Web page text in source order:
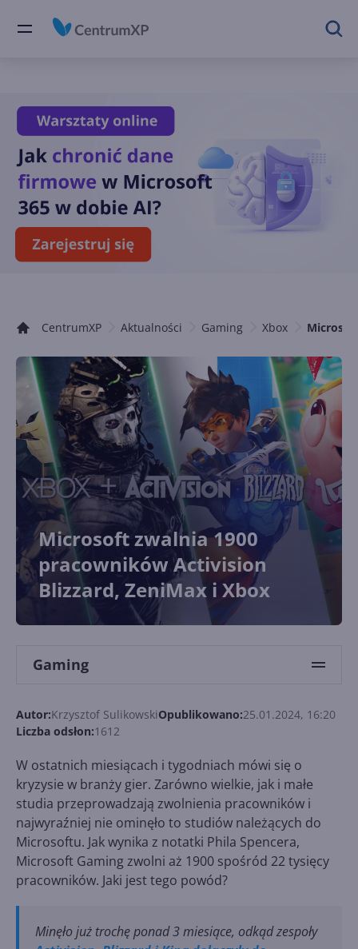
CentrumXP Aktualności Gaming Xbox
Microsoft zwalnia 1900
pracowników Activision
Blizzard, ZeniMax i Xbox
Gaming
Autor:Krzysztof SulikowskiOpublikowano:25.01.2024, 16:20
Liczba odsłon:1612
W ostatnich miesiącach i tygodniach mówi się o
kryzysie w branży gier. Zarówno wielkie, jak i małe
studia przeprowadzają zwolnienia pracowników i
najwyraźniej nie ominęło to studiów należących do
Microsoftu. Jak wynika z notatki Phila Spencera,
Microsoft Gaming zwolni aż 1900 spośród 22 tysięcy
pracowników. Jaki jest tego powód?
Minęło już trochę ponad 3 miesiące, odkąd zespoły